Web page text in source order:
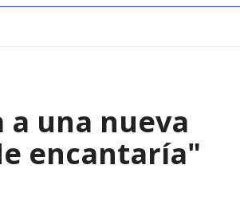
a una nueva
encantaría"